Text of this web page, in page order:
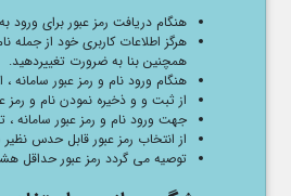
هنگام دریافت رمز عبور برای ورود
هرگز اطلاعات کاربری خود از جمله
همچنین بنا به ضرورت تغییردهید.
هنگام ورود نام و رمز عبور
از ثبت و و ذخیره نمودن نام و رمز
جهت ورود نام و رمز عبور سامانه
از انتخاب رمز عبور قابل حدس نظیر
توصیه می گردد رمز عبور حداقل